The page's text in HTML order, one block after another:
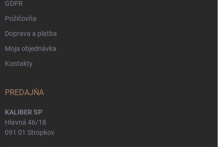
GDPR
Požičovňa
Doprava a platba
Moja objednávka
Kontakty
PREDAJŇA
KALIBER SP
Hlavná 46/18
091 01 Stropkov